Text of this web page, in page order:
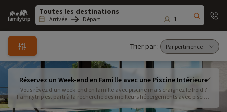
Family
trip
Arrivée Départ 1
Trier par :
Réservez un Week-end en Famille avec une Piscine Intérieure
Vous rêvez d’un week-end en famille avec piscine mais craignez le froid ?
Familytrip est parti à la recherche des meilleurs hébergements avec piscine